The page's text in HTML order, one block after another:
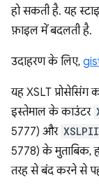
हो सकती है. यह
फ़ाइल में बदलती है.
उदाहरण के लिए,
यह XSLT
इस्तेमाल के काउंटर
5777) और
5778) के मुताबिक,
तरह से बंद करने से